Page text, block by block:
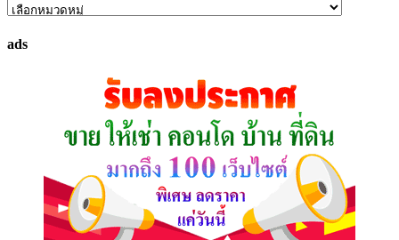
ค้นหา
ที่
ads